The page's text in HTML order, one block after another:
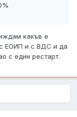
какъв е
ЕОИП и с ВДС и да
с един рестарт.